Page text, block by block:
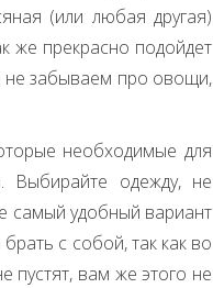
(или любая другая)
же прекрасно подойдет
не забываем про овощи,
необходимые для
Выбирайте одежду, не
самый удобный вариант
с собой, так как во
пустят, вам же этого не